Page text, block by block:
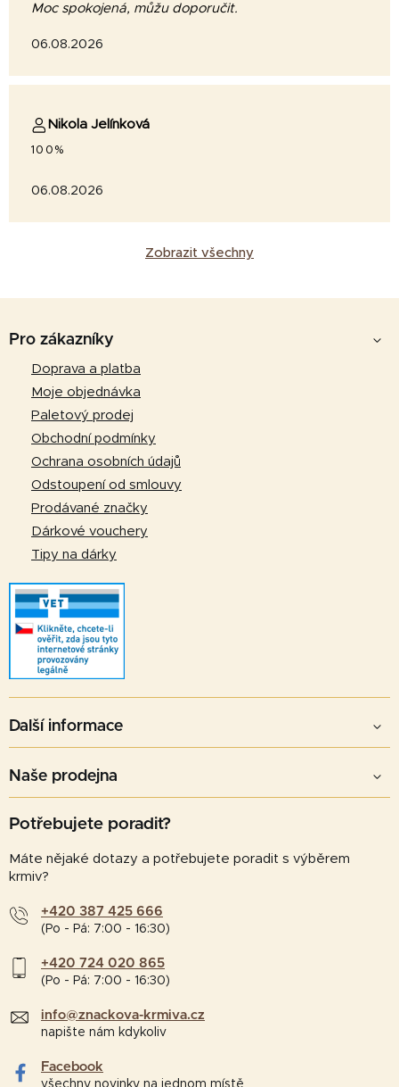
Moc spokojená, můžu doporučit.
06.08.2026
Nikola Jelínková
100%
06.08.2026
Zobrazit všechny
Pro zákazníky
Doprava a platba
Moje objednávka
Paletový prodej
Obchodní podmínky
Ochrana osobních údajů
Odstoupení od smlouvy
Prodávané značky
Dárkové vouchery
Tipy na dárky
Další informace
Naše prodejna
Potřebujete poradit?
Máte nějaké dotazy a potřebujete poradit s výběrem
krmiv?
+420 387 425 666
(Po - Pá: 7:00 - 16:30)
+420 724 020 865
(Po - Pá: 7:00 - 16:30)
info@znackova-krmiva.cz
napište nám kdykoliv
Facebook
všechny novinky na jednom místě